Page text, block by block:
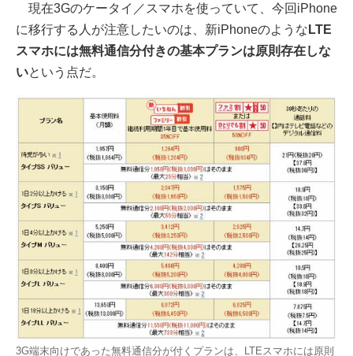
現在3Gのケータイ／スマホを使っていて、今回iPhone
に移行する人が注意したいのは、新iPhoneのような LTE
スマホには無料通信分付きの基本プランは原則存在しな
いという点だ。
3G端末向けであった無料通信分が付くプランは、LTEスマホには原則